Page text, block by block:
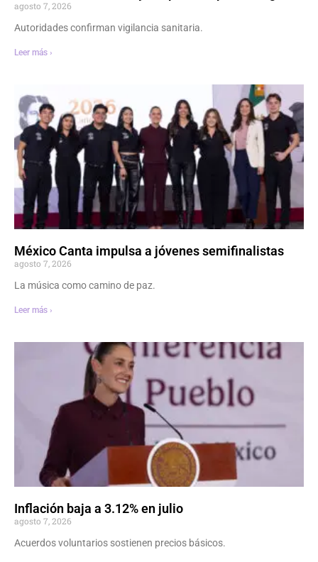
agosto 7, 2026
Autoridades confirman vigilancia sanitaria.
Leer más ›
México Canta impulsa a jóvenes semifinalistas
agosto 7, 2026
La música como camino de paz.
Leer más ›
Inflación baja a 3.12% en julio
agosto 7, 2026
Acuerdos voluntarios sostienen precios básicos.